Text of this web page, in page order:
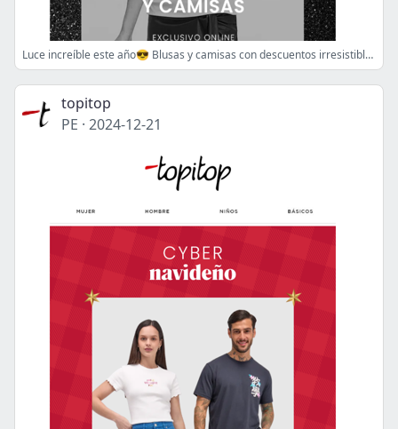
Luce increíble este año😎 Blusas y camisas con descuentos irresistibles🔥
topitop
PE · 2024-12-21